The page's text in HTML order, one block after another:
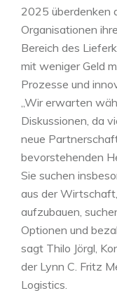
2025 überdenken
Organisationen
Bereich des
mit weniger Geld
Prozesse und
„Wir erwarten
Diskussionen, da
neue
bevorstehenden
Sie suchen
aus der
aufzubauen,
Optionen und
sagt Thilo Jörgl,
der Lynn C. Fritz
Logistics.